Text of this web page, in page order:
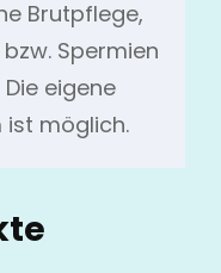
Brutpflege,
Spermien
eigene
ist möglich.